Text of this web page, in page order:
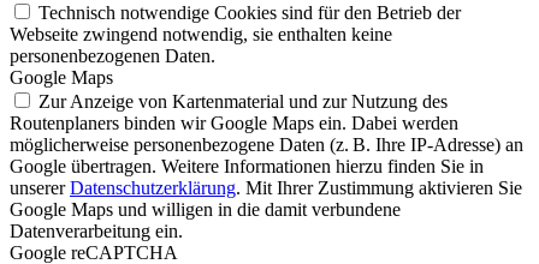
Technisch notwendige Cookies sind für den Betrieb der
Webseite zwingend notwendig, sie enthalten keine
personenbezogenen Daten.
Google Maps
Zur Anzeige von Kartenmaterial und zur Nutzung des
Routenplaners binden wir Google Maps ein. Dabei werden
möglicherweise personenbezogene Daten (z. B. Ihre IP-Adresse) an
Google übertragen. Weitere Informationen hierzu finden Sie in
unsererDatenschutzerklärung. Mit Ihrer Zustimmung aktivieren Sie
Google Maps und willigen in die damit verbundene
Datenverarbeitung ein.
Google reCAPTCHA